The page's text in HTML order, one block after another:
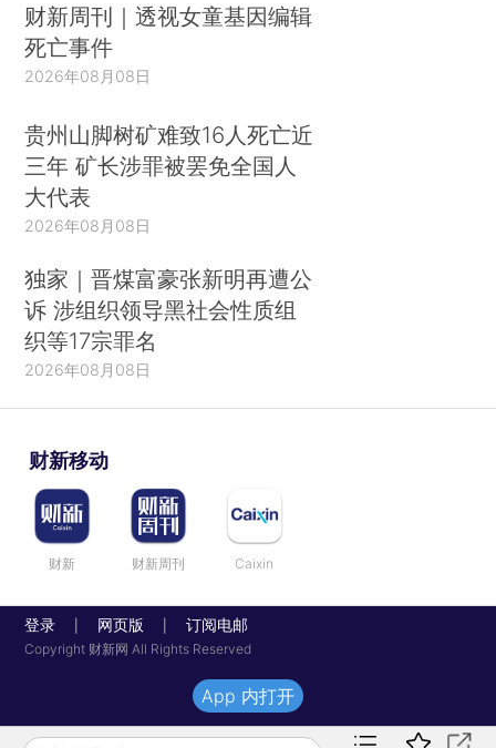
财新周刊｜透视女童基因编辑
死亡事件
2026年08月08日
贵州山脚树矿难致16人死亡近
三年 矿长涉罪被罢免全国人
大代表
2026年08月08日
独家｜晋煤富豪张新明再遭公
诉 涉组织领导黑社会性质组
织等17宗罪名
2026年08月08日
财新移动
财新 财新周刊 Caixin
登录 网页版 订阅电邮
Copyright 财新网 All Rights Reserved
App 内打开